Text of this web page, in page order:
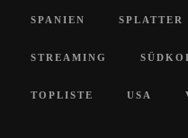
SPANIEN SPLATTER
STREAMING
TOPLISTE USA